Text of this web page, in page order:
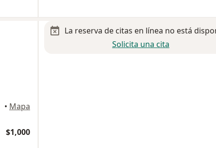
• Mapa
$1,000
La reserva de citas en línea no está
Solicita una cita